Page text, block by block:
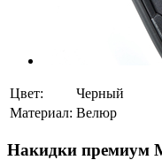
Цвет:
Черный
Материал: Велюр
Накидки премиум